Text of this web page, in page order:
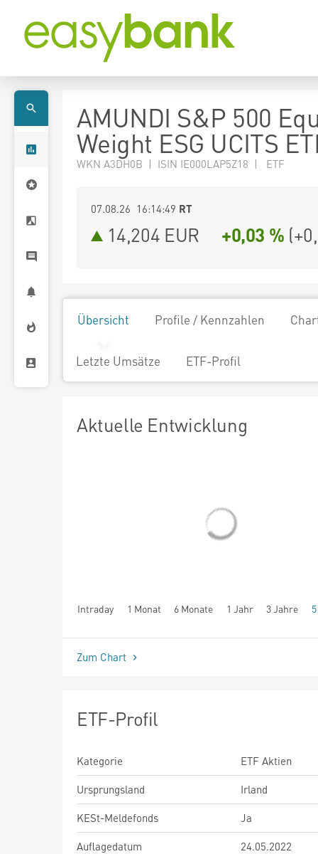
AMUNDI S&P 500
Weight ESG UCITS
WKN A3DH0B | ISIN IE000LAP5Z18 | ETF
07.08.26 16:14:49 RT
14,204 EUR +0,03 % (
Übersicht Profile / Kennzahlen
Letzte Umsätze ETF-Profil
Aktuelle Entwicklung
Intraday 1 Monat 6 Monate 1 Jahr 3 Jahre
seit Beginn
Zum Chart
ETF-Profil
Kategorie
ETF Aktien
Ursprungsland
Irland
KESt-Meldefonds
Ja
Auflagedatum
24.05.2022